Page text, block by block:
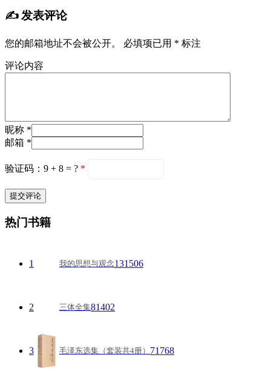
✍️ 发表评论
您的邮箱地址不会被公开。 必填项已用 * 标注
评论内容
昵称 *
邮箱 *
验证码：9 + 8 = ? *
热门书籍
1 我的思想与观念131506
2 三体全集81402
3 毛泽东选集（套装共4册） 71768